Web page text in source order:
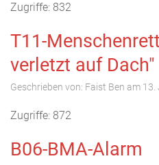
Zugriffe: 832
T11-
verletzt auf Dach"
Geschrieben von: Faist Ben am 13.
Zugriffe: 872
B06-BMA-Alarm